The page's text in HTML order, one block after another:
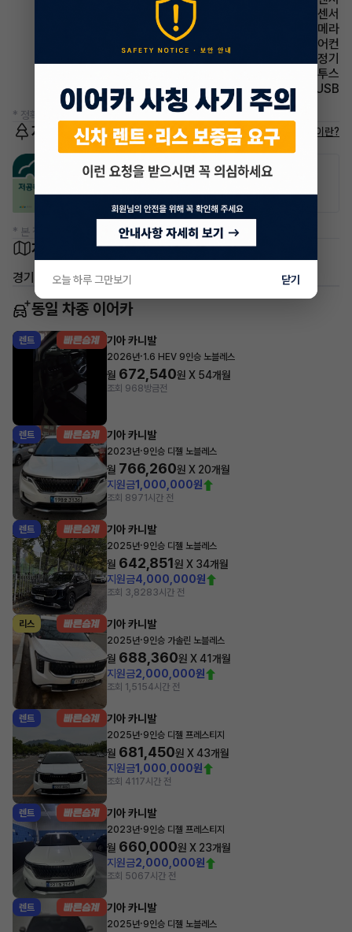
주차보조 후방감지센서
주차보조 후방카메라
에어컨 풀오토에어컨
에어컨 공기청정기
유무선단자 블루투스
유무선단자 USB
* 정확한 정보는 판매자와 반드시 확인하시기 바랍니다.
저공해차량 정보 저공해차량이란?
공항주차장 공영주차장
* 본 정보는 지자체마다 다를 수 있으니 실제 정보와 확인해 주세요.
차량 위치
경기 성남시 분당구 대장동
동일 차종 이어카
렌트 기아 카니발
2026년·1.6 HEV 9인승 노블레스
월 672,540원 X 54개월
조회 968방금전
렌트 기아 카니발
2023년·9인승 디젤 노블레스
월 766,260원 X 20개월
지원금1,000,000원
조회 8971시간 전
렌트 기아 카니발
2025년·9인승 디젤 노블레스
월 642,851원 X 34개월
지원금4,000,000원
조회 3,8283시간 전
리스 기아 카니발
2025년·9인승 가솔린 노블레스
월 688,360원 X41개월
지원금2,000,000원
조회 1,5154시간 전
렌트 기아 카니발
2025년·9인승 디젤 프레스티지
월 681,450원 X43개월
지원금1,000,000원
조회 411 7시간 전
렌트 기아 카니발
2023년·9인승 디젤 프레스티지
월 660,000원 X 23개월
지원금2,000,000원
조회 5067시간 전
렌트 기아 카니발
2025년·9인승 디젤 노블레스
오늘 하루 그만보기 닫기